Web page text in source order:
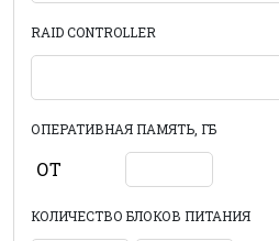
RAID CONTROLLER
ОПЕРАТИВНАЯ ПАМЯТЬ, ГБ
ОТ
КОЛИЧЕСТВО БЛОКОВ ПИТАНИЯ